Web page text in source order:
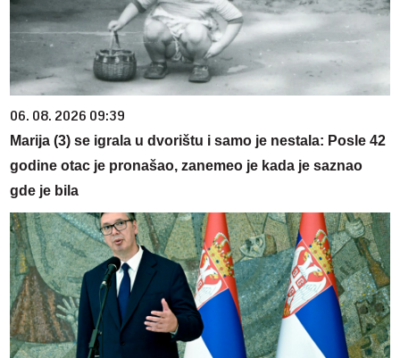
06. 08. 2026 09:39
Marija (3) se igrala u dvorištu i samo je nestala: Posle 42
godine otac je pronašao, zanemeo je kada je saznao
gde je bila